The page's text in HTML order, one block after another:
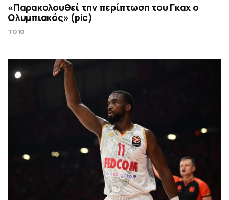
«Παρακολουθεί την περίπτωση του Γκαχ ο
Ολυμπιακός» (pic)
TO10